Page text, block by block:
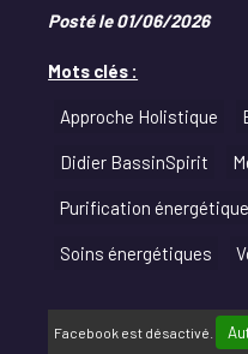
Posté le 01/06/2026
Mots clés :
Approche Holistique
Didier BassinSpirit
Purification énergétique
Soins énergétiques
Facebook est désactivé.